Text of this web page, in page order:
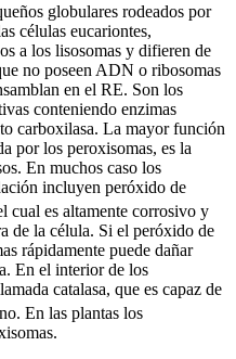
globulares rodeados por
células eucariontes,
a los lisosomas y difieren de
no poseen ADN o ribosomas
en el RE. Son los
conteniendo enzimas
carboxilasa. La mayor función
por los peroxisomas, es la
En muchos caso los
incluyen peróxido de
cual es altamente corrosivo y
de la célula. Si el peróxido de
rápidamente puede dañar
En el interior de los
catalasa, que es capaz de
En las plantas los